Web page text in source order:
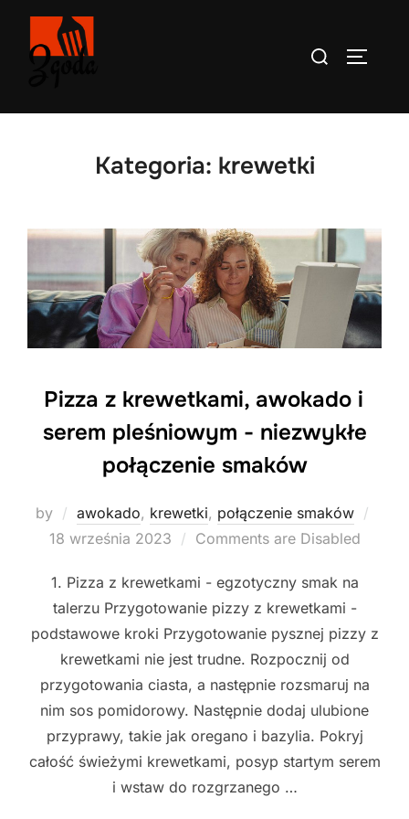
Search
Kategoria: krewetki
Pizza z krewetkami, awokado i
serem pleśniowym - niezwykłe
połączenie smaków
by awokado, krewetki, połączenie smaków
18 września 2023 Comments are Disabled
1. Pizza z krewetkami - egzotyczny smak na
talerzu Przygotowanie pizzy z krewetkami -
podstawowe kroki Przygotowanie pysznej pizzy z
krewetkami nie jest trudne. Rozpocznij od
przygotowania ciasta, a następnie rozsmaruj na
nim sos pomidorowy. Następnie dodaj ulubione
przyprawy, takie jak oregano i bazylia. Pokryj
całość świeżymi krewetkami, posyp startym serem
i wstaw do rozgrzanego …